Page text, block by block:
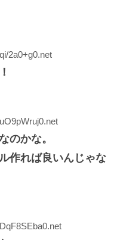
2a0+g0.net
のかな。
作れば良いんじゃな